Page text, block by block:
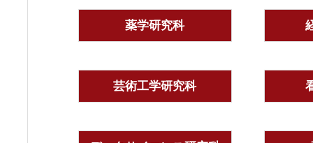
薬学研究科
芸術工学研究科